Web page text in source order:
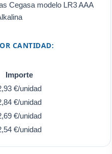
Cegasa modelo LR3 AAA
CANTIDAD:
Importe
€/unidad
€/unidad
€/unidad
€/unidad